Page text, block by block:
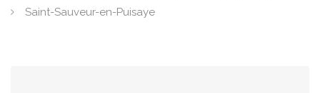
Saint-Sauveur-en-Puisaye